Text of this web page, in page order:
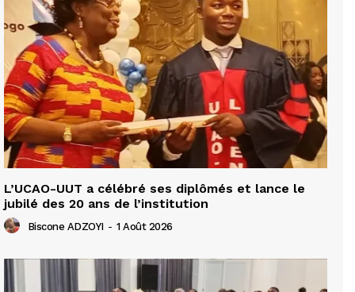
L’UCAO-UUT a célébré ses diplômés et lance le
jubilé des 20 ans de l’institution
Biscone ADZOYI - 1 Août 2026